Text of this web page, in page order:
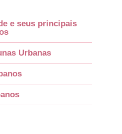
e seus principais
Urbanas